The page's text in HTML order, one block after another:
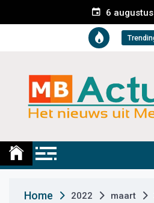
e
t
6
Medemblik
Home 2022 maart